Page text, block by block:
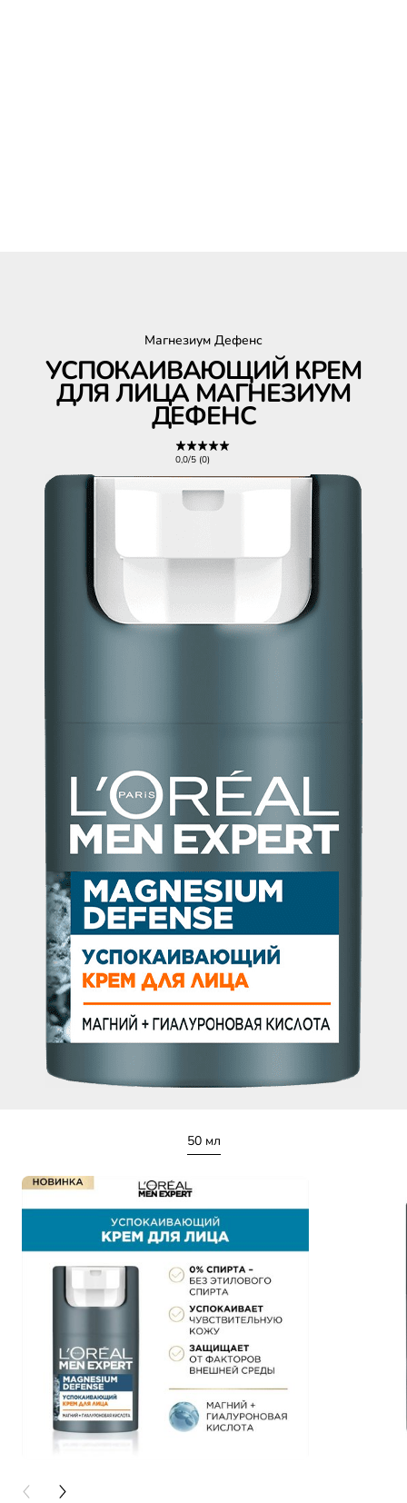
Магнезиум Дефенс
УСПОКАИВАЮЩИЙ КРЕМ
ДЛЯ ЛИЦА МАГНЕЗИУМ
ДЕФЕНС
0,0/5 (0)
50 мл
PREVIOUS CARD
NEXT CARD